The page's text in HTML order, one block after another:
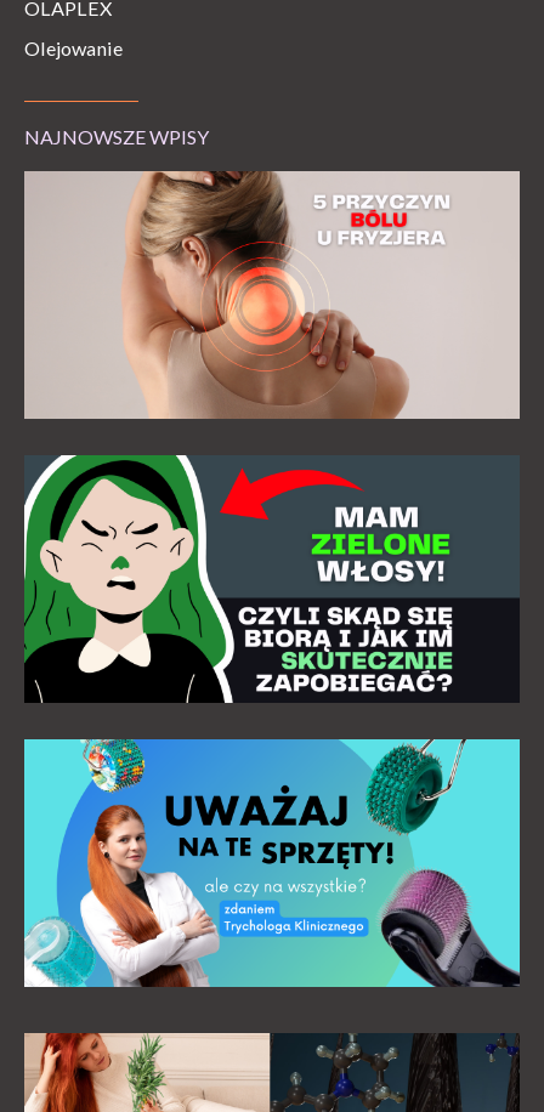
OLAPLEX
Olejowanie
NAJNOWSZE WPISY